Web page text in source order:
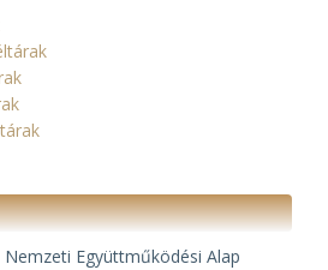
Együttműködési Alap